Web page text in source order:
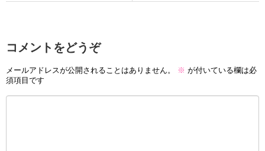
コメントをどうぞ
メールアドレスが公開されることはありません。 ※ が付いている欄は必
須項目です